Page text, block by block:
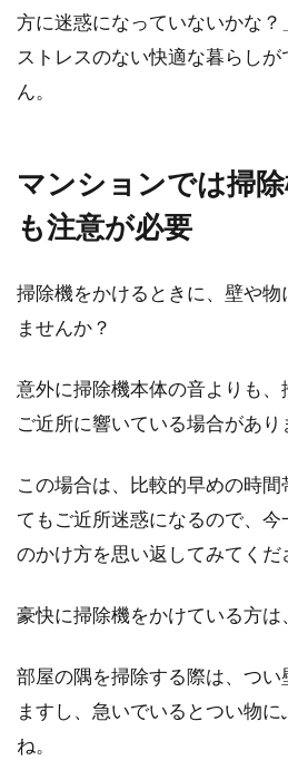
方に迷惑になっていないかな？
ストレスのない快適な暮らし
ん。
マンションでは掃
も注意が必要
掃除機をかけるときに、壁や
ませんか？
意外に掃除機本体の音よりも
ご近所に響いている場合があり
この場合は、比較的早めの時
てもご近所迷惑になるので、
のかけ方を思い返してみてくだ
豪快に掃除機をかけている方は
部屋の隅を掃除する際は、つ
ますし、急いでいるとつい物
ね。